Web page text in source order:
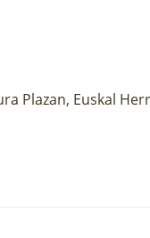
Plazan, Euskal